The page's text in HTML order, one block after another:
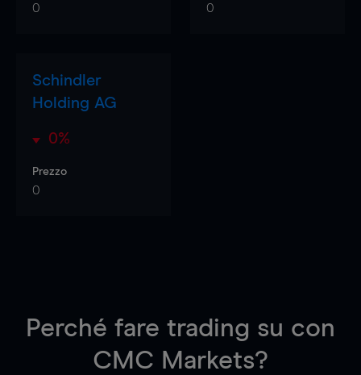
0 0
Schindler
Holding AG
0%
Prezzo
0
Perché fare trading su con
CMC Markets?